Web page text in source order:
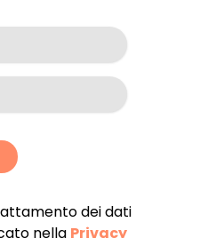
dei dati
nella Privacy